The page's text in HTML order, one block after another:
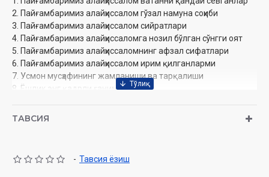
2. Пайғамбаримиз алайҳиссалом гўзал намуна соҳиби
3. Пайғамбаримиз алайҳиссалом сийратлари
4. Пайғамбаримиз алайҳиссаломга нозил бўлган сўнгги оят
5. Пайғамбаримиз алайҳиссаломнинг афзал сифатлари
6. Пайғамбаримиз алайҳиссалом ирим қилганларми
7. Усмон мусҳафининг жамланиши ва тарқалиши
8. Ёшлик энг қадрли ғаниматдир
Муаллиф:
Сана: 2012
ТАВСИЯ
- Тавсия ёзиш